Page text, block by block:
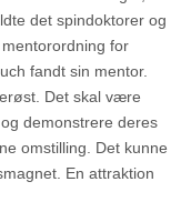
det spindoktorer og
for
fandt sin mentor.
Det skal være
demonstrere deres
omstilling. Det kunne
En attraktion